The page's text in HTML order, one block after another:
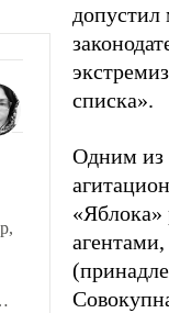
допустил
списка».
Одним из
«Яблока»